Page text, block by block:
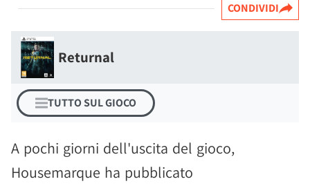
CONDIVIDI
Returnal
TUTTO SUL GIOCO
A pochi giorni dell'uscita del gioco,
Housemarque ha pubblicato